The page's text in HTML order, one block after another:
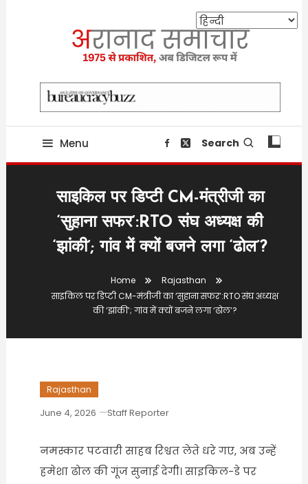
aranaadsamachar.in
Providing state related news since 1975
Menu Search
साइकिल पर डिप्टी CM-मंत्रीजी का
‘सुहाना सफर’:RTO संघ अध्यक्ष की
‘झांकी’; गांव में क्यों बजने लगा ‘ढोल’?
Home
Rajasthan
साइकिल पर डिप्टी CM-मंत्रीजी का ‘सुहाना सफर’:RTO संघ अध्यक्ष
की ‘झांकी’; गांव में क्यों बजने लगा ‘ढोल’?
Rajasthan
June 4, 2026 Staff Reporter
नमस्कार पटवारी साहब रिश्वत लेते धरे गए, अब उन्हें
हमेशा ढोल की गूंज सुनाई देगी। साइकिल-डे पर